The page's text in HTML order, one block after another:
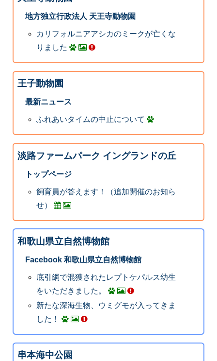
地方独立行政法人 天王寺動物園
カリフォルニアアシカのミークが亡くな
りました
王子動物園
最新ニュース
ふれあいタイムの中止について
淡路ファームパーク イングランドの丘
トップページ
飼育員が答えます！（追加開催のお知ら
せ）
和歌山県立自然博物館
Facebook 和歌山県立自然博物館
底引網で混獲されたレプトケパルス幼生
をいただきました。
新たな深海生物、ウミグモが入ってきま
した！
串本海中公園